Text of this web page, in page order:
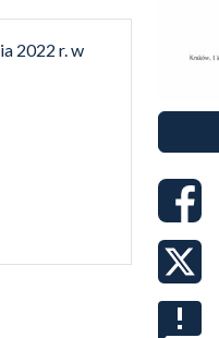
2022 r. w